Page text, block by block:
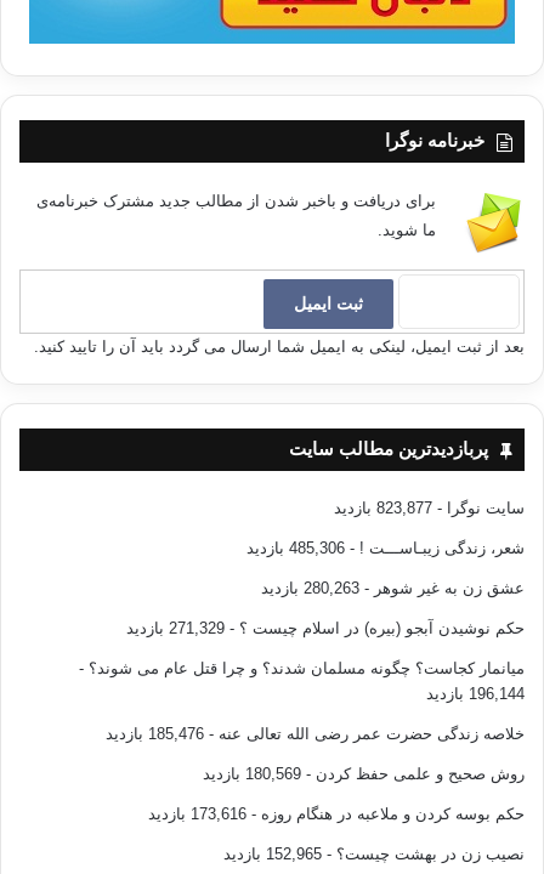
روزه صیام قرآن مسجد
کپی آدرس
خبرنامه نوگرا
برای دریافت و باخبر شدن از مطالب جدید مشترک خبرنامه‌ی
ما شوید.
بعد از ثبت ایمیل، لینکی به ایمیل شما ارسال می گردد باید آن را تایید کنید.
پربازدیدترین مطالب سایت
سایت نوگرا - 823,877 بازدید
شعر، زندگی زیبـاســـت ! - 485,306 بازدید
عشق زن به غیر شوهر - 280,263 بازدید
حکم نوشیدن آبجو (بیره) در اسلام چیست ؟ - 271,329 بازدید
میانمار کجاست؟ چگونه مسلمان شدند؟ و چرا قتل عام می شوند؟ -
196,144 بازدید
خلاصه زندگی حضرت عمر رضی الله تعالی عنه - 185,476 بازدید
روش صحیح و علمی حفظ کردن - 180,569 بازدید
حکم بوسه کردن و ملاعبه در هنگام روزه - 173,616 بازدید
نصیب زن در بهشت چیست؟ - 152,965 بازدید